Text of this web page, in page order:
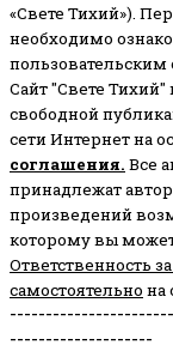
«Свете Тихий»).
необходимо
Сайт "Свете
свободной
сети Интернет на
соглашения. Все
принадлежат
произведений
которому вы
Ответственность
самостоятельно на
--------------------